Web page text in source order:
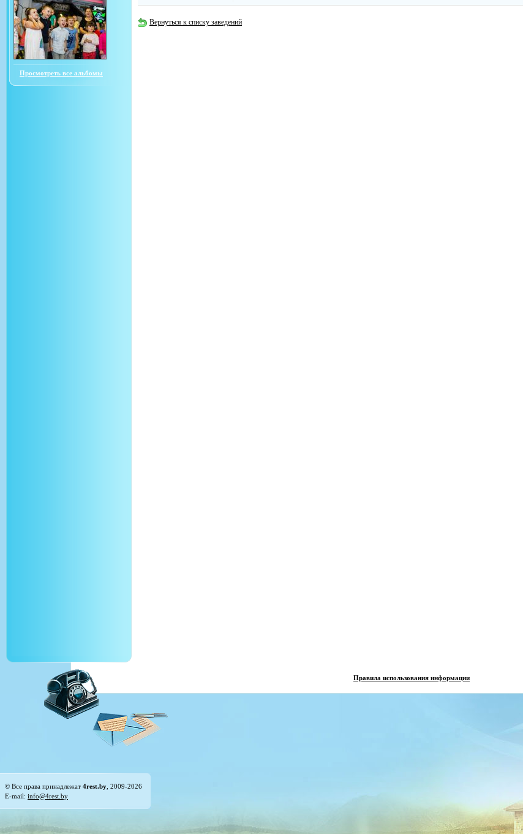
Просмотреть все альбомы
Вернуться к списку заведений
Правила использования информации
© Все права принадлежат 4rest.by , 2009-2026
E-mail: info@4rest.by